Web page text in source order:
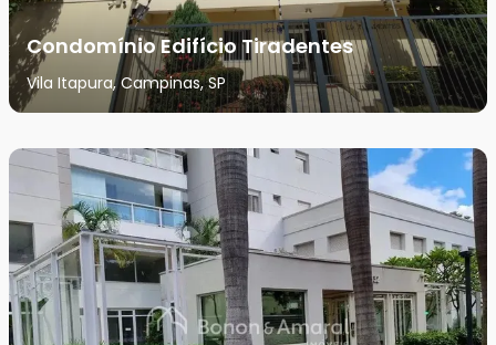
Condomínio Edifício Tiradentes
Vila Itapura, Campinas, SP